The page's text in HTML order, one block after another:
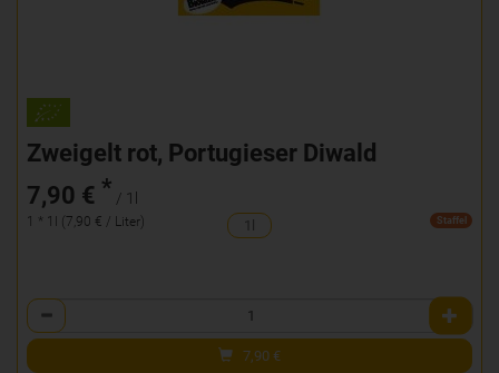
Zweigelt rot, Portugieser Diwald
7,90 € * / 1l
1 * 1l (7,90 € / Liter) Staffel
Anzahl
7,90 €